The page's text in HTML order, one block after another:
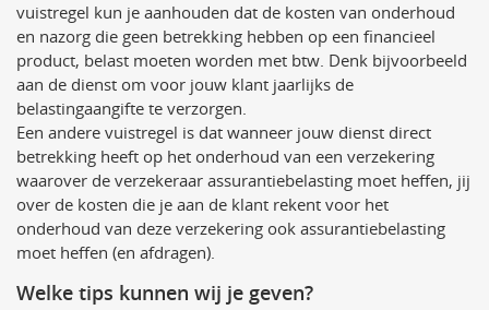
vuistregel kun je aanhouden dat de kosten van onderhoud
en nazorg die geen betrekking hebben op een financieel
product, belast moeten worden met btw. Denk bijvoorbeeld
aan de dienst om voor jouw klant jaarlijks de
belastingaangifte te verzorgen.
Een andere vuistregel is dat wanneer jouw dienst direct
betrekking heeft op het onderhoud van een verzekering
waarover de verzekeraar assurantiebelasting moet heffen, jij
over de kosten die je aan de klant rekent voor het
onderhoud van deze verzekering ook assurantiebelasting
moet heffen (en afdragen).
Welke tips kunnen wij je geven?